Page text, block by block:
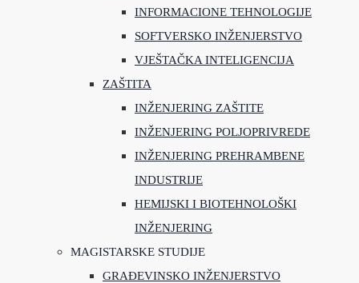
INFORMACIONE TEHNOLOGIJE
SOFTVERSKO INŽENJERSTVO
VJEŠTAČKA INTELIGENCIJA
ZAŠTITA
INŽENJERING ZAŠTITE
INŽENJERING POLJOPRIVREDE
INŽENJERING PREHRAMBENE
INDUSTRIJE
HEMIJSKI I BIOTEHNOLOŠKI
INŽENJERING
MAGISTARSKE STUDIJE
GRAĐEVINSKO INŽENJERSTVO